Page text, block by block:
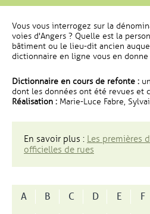
Vous vous interrogez sur la
voies d'Angers ? Quelle est la
bâtiment ou le lieu-dit ancien
dictionnaire en ligne vous en donne
Dictionnaire en cours de refonte :
dont les données ont été revues et
Réalisation : Marie-Luce Fabre,
En savoir plus : Les premières
officielles de rues
A B C D E F